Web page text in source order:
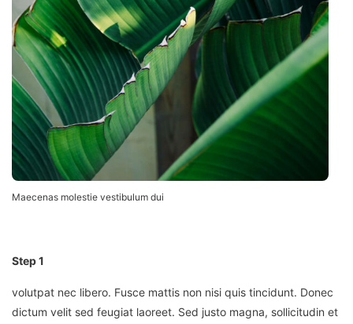
Maecenas molestie vestibulum dui
Step 1
volutpat nec libero. Fusce mattis non nisi quis tincidunt. Donec
dictum velit sed feugiat laoreet. Sed justo magna, sollicitudin et